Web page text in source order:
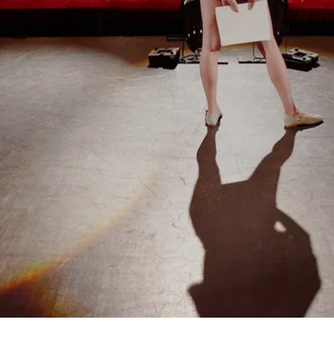
Riga
Wien
Zagreb